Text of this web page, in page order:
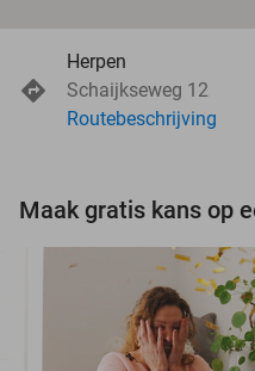
Herpen
Schaijkseweg 12
Routebeschrijving